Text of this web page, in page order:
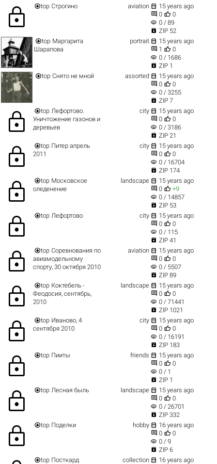
lock top Строгино aviation  15 years ago
 0  0
visibility 0 / 89
 ZIP 52
top Маргарита
Шарапова
portrait  15 years ago
 1  0
visibility 0 / 1686
 ZIP 1
top Снято не мной assorted  15 years ago
 0  0
visibility 0 / 3255
 ZIP 7
lock top Лефортово.
Уничтожение газонов и
деревьев
city  15 years ago
 0  0
visibility 0 / 3186
 ZIP 21
lock top Питер апрель
2011
city  15 years ago
 0  0
visibility 0 / 16704
 ZIP 174
lock top Московское
оледенение
landscape  15 years ago
 0  +9
visibility 0 / 14857
 ZIP 53
lock top Лефортово city  15 years ago
 0  0
visibility 0 / 115
 ZIP 41
lock top Соревнования по
авиамодельному
спорту, 30 октября 2010
aviation  15 years ago
 0  0
visibility 0 / 5507
 ZIP 89
lock top Коктебель -
Феодосия, сентябрь,
2010
landscape  15 years ago
 0  0
visibility 0 / 71441
 ZIP 1021
lock top Иваново, 4
сентября 2010
city  15 years ago
 0  0
visibility 0 / 16191
 ZIP 183
lock top Пииты friends  15 years ago
 0  0
visibility 0 / 1
 ZIP 1
lock top Лесная быль landscape  15 years ago
 0  0
visibility 0 / 26701
 ZIP 332
lock top Поделки hobby  16 years ago
 0  0
visibility 0 / 9
 ZIP 6
top Посткард collection  16 years ago